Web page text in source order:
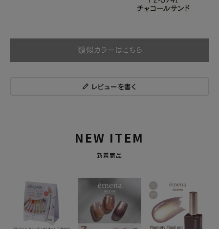
レビューを書く
NEW ITEM
新着商品